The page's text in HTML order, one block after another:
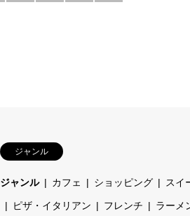
ジャンル
ジャンル カフェ ショッピング スイ
ピザ・イタリアン フレンチ ラーメ